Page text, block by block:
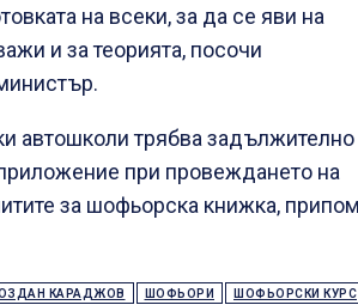
на всеки, за да се яви на
и за теорията, посочи
автошколи трябва
при провеждането на
за шофьорска книжка,
КАРАДЖОВ ШОФЬОРИ ШОФЬОРСКИ КУРС